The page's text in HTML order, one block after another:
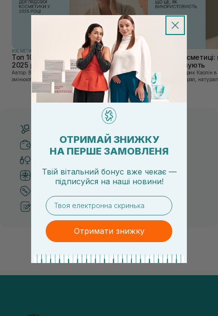
КОСМЕТИКА
Топ 10 брендів доглядової косметики у
2025 році
Автор: Віка Нагорна У сучасному світі, де тренди
змінюються зі швидкістю світла, а ринок популярної
косметики переповнений новими пропозиціями, вибір
засобу для себе стає справжнім викликом. 2025 р...
Каолін в
використовують
Автор: Юлія Цебрик Каолін в косметології – це
природний мінерал,
безліч переваг для шкіри
завдяки великій кількості
Безпечні способи оплати
Система бонусів та лояльності
Рекомендації від косметологів
ОТРИМАЙ ЗНИЖКУ
НА ПЕРШЕ ЗАМОВЛЕНЯ
Твій вітальний бонус вже чекає —
підписуйся на наші новини!
email
Отримати знижку